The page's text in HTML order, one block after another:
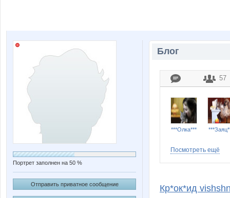
Портрет заполнен на 50 %
Отправить приватное сообщение
Блог
57
***Олка***
Посмотреть ещё
Кр*ок*ид